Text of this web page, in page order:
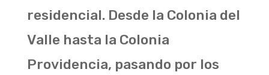
residencial. Desde la Colonia del
Valle hasta la Colonia
Providencia, pasando por los